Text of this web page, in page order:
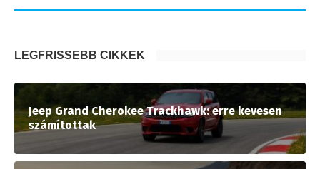
LEGFRISSEBB CIKKEK
Jeep Grand Cherokee Trackhawk: erre kevesen
számítottak